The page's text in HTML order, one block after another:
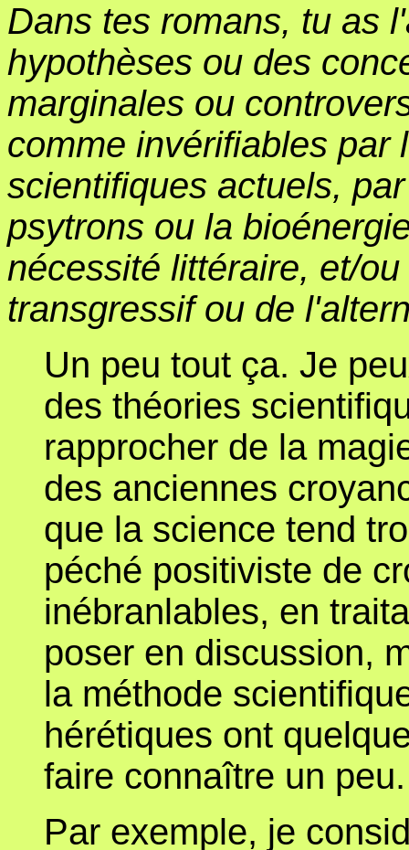
Dans tes romans, tu as
hypothèses ou des
marginales ou
comme invérifiables par
scientifiques actuels,
psytrons ou la
nécessité littéraire, et/
transgressif ou de
Un peu tout ça. Je
des théories
rapprocher de la
des anciennes
que la science tend
péché positiviste de
inébranlables, en
poser en discussion,
la méthode
hérétiques ont
faire connaître un peu.
Par exemple, je